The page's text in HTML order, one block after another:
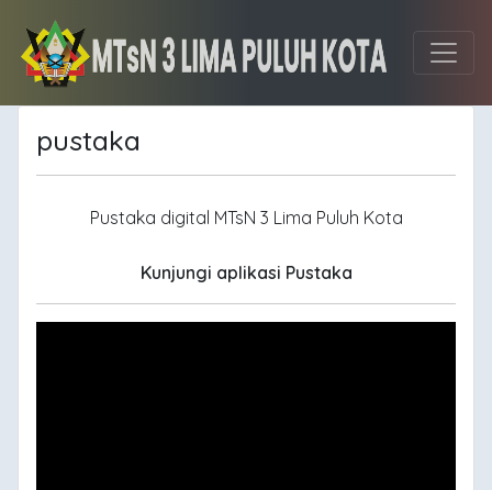
pustaka
Pustaka digital MTsN 3 Lima Puluh Kota
Kunjungi aplikasi Pustaka